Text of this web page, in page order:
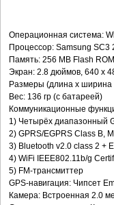
Операционная система:
Процессор: Samsung SC3
Память: 256 MB Flash
Экран: 2.8 дюймов, 640 x
Размеры (длина x ширина
Вес: 136 гр (с батареей)
Коммуникационные
1) Четырёх диапазонный
2) GPRS/EGPRS Class B,
3) Bluetooth v2.0 class 2 +
4) WiFi IEEE802.11b/g
5) FM-трансмиттер
GPS-навигация: Чипсет
Камера: Встроенная 2.0